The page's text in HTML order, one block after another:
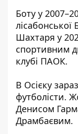
Боту у
лісабонської
Шахтаря у
спортивним
клубі ПАОК.
В Осієку
футболісти.
Денисом
Драмбаєвим.